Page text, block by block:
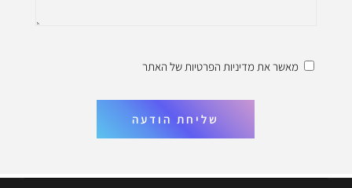
מאשר את מדיניות הפרטיותשל האתר
שליחת הודעה